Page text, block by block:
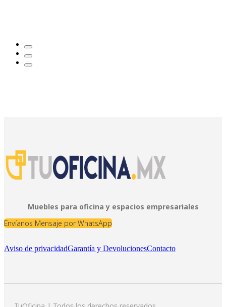
Muebles para oficina y espacios empresariales
Envíanos Mensaje por WhatsApp
Aviso de privacidadGarantía y DevolucionesContacto